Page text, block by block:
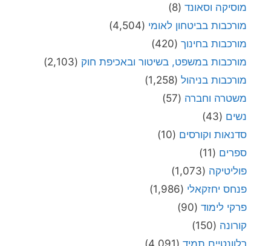
מוסיקה וסאונד (8)
מורכבות בביטחון לאומי (4,504)
מורכבות בחינוך (420)
מורכבות במשפט, בשיטור ובאכיפת חוק (2,103)
מורכבות בניהול (1,258)
משטרה וחברה (57)
נשים (43)
סדנאות וקורסים (10)
ספרים (11)
פוליטיקה (1,073)
פנחס יחזקאלי (1,986)
פרקי לימוד (90)
קורונה (150)
רלוונטיים תמיד (4,091)